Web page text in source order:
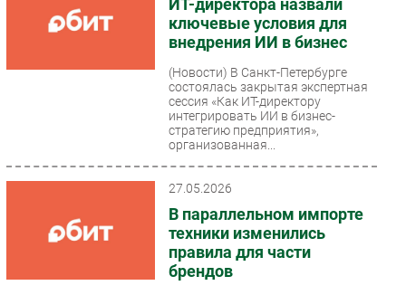
ключевые условия для
внедрения ИИ в бизнес
(Новости) В Санкт-Петербурге
состоялась закрытая экспертная
сессия «Как ИТ-директору
интегрировать ИИ в бизнес-
стратегию предприятия»,
организованная...
27.05.2026
В параллельном импорте
техники изменились
правила для части
брендов